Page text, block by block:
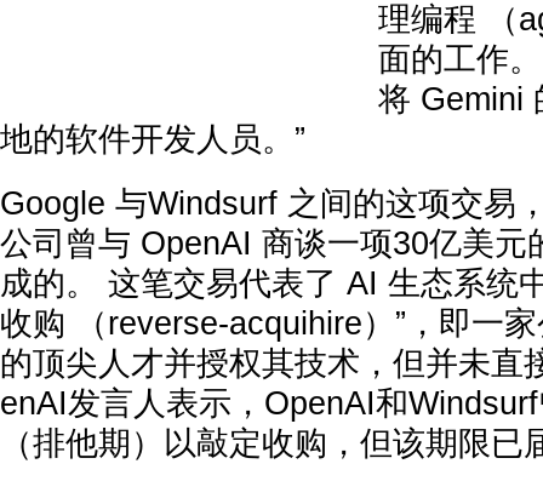
理编程 （
面的工作
将 Gemini
地的软件开发人员。”
Google 与Windsurf 之间的这项交易
公司曾与 OpenAI 商谈一项30亿美元
成的。 这笔交易代表了 AI 生态系统
收购 （reverse-acquihire）”，即一
的顶尖人才并授权其技术，但并未直
enAI发言人表示，OpenAI和
（排他期）以敲定收购，但该期限已